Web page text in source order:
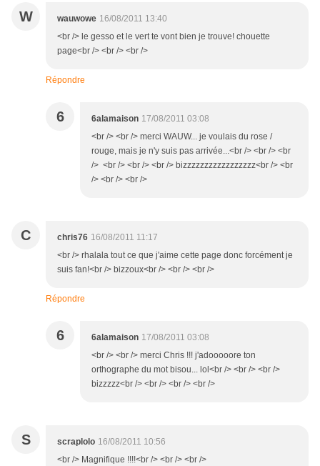
W wauwowe 16/08/2011 13:40
<br /> le gesso et le vert te vont bien je trouve! chouette
page<br /> <br /> <br />
Répondre
6 6alamaison 17/08/2011 03:08
<br /> <br /> merci WAUW... je voulais du rose /
rouge, mais je n'y suis pas arrivée...<br /> <br /> <br
/> <br /> <br /> <br /> bizzzzzzzzzzzzzzzzz<br /> <br
/> <br /> <br />
C chris76 16/08/2011 11:17
<br /> rhalala tout ce que j'aime cette page donc forcément je
suis fan!<br /> bizzoux<br /> <br /> <br />
Répondre
6 6alamaison 17/08/2011 03:08
<br /> <br /> merci Chris !!! j'adooooore ton
orthographe du mot bisou... lol<br /> <br /> <br />
bizzzzz<br /> <br /> <br /> <br />
S scraplolo 16/08/2011 10:56
<br /> Magnifique !!!!<br /> <br /> <br />